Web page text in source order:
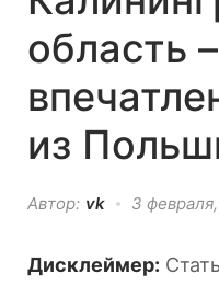
область –
из
Автор: vk 3
Дисклеймер: